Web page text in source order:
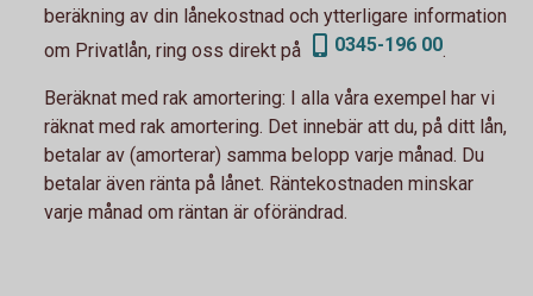
beräkning av din lånekostnad och ytterligare information
om Privatlån, ring oss direkt på
0345-196 00.
Beräknat med rak amortering: I alla våra exempel har vi
räknat med rak amortering. Det innebär att du, på ditt lån,
betalar av (amorterar) samma belopp varje månad. Du
betalar även ränta på lånet. Räntekostnaden minskar
varje månad om räntan är oförändrad.